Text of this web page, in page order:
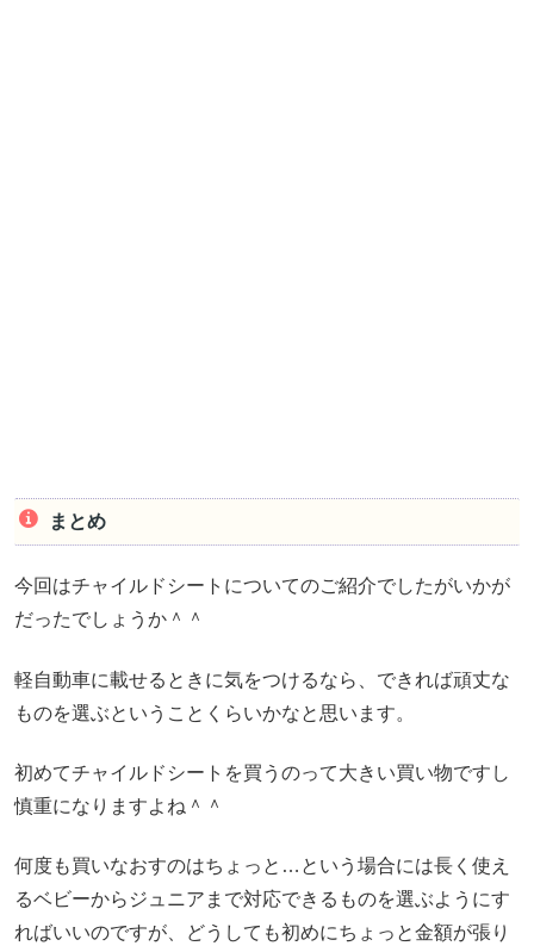
まとめ
今回はチャイルドシートについてのご紹介でしたがいかが
だったでしょうか＾＾
軽自動車に載せるときに気をつけるなら、できれば頑丈な
ものを選ぶということくらいかなと思います。
初めてチャイルドシートを買うのって大きい買い物ですし
慎重になりますよね＾＾
何度も買いなおすのはちょっと…という場合には長く使え
るベビーからジュニアまで対応できるものを選ぶようにす
ればいいのですが、どうしても初めにちょっと金額が張り